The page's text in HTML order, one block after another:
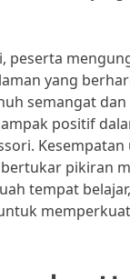
peserta
yang
semangat
positif
Kesempatan
pikiran
tempat